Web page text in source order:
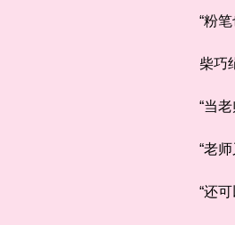
“粉笔
柴巧绢
“当老
“老师
“还可